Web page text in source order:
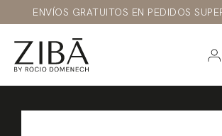
ENVÍOS GRATUITOS EN PEDIDOS